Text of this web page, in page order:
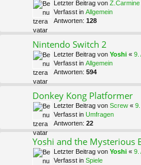
Letzter Beitrag von Z.Carmine
Verfasst in Allgemein
Antworten: 128
Nintendo Switch 2
Letzter Beitrag von Yoshi « 9.
Verfasst in Allgemein
Antworten: 594
Donkey Kong Platformer
Letzter Beitrag von Screw «
Verfasst in Umfragen
Antworten: 22
Yoshi and the Mysterious
Letzter Beitrag von Yoshi « 9.
Verfasst in Spiele